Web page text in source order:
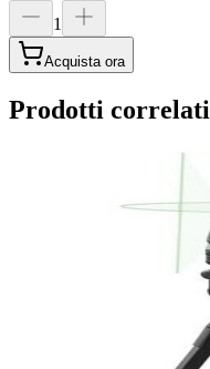
1
Acquista ora
Prodotti correlati